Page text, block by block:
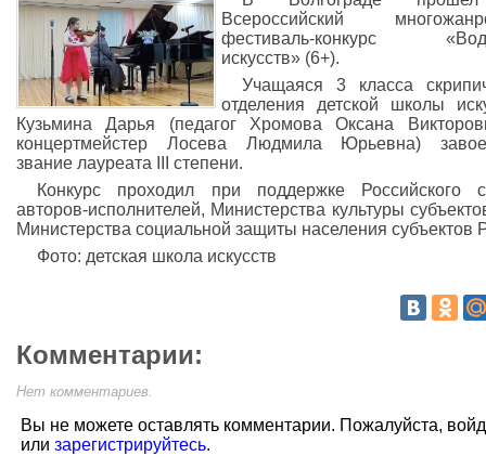
Всероссийский
фестиваль-конкурс
искусств» (6+).
Учащаяся 3 класса
отделения детской школы
Кузьмина Дарья (педагог Хромова Оксана
концертмейстер Лосева Людмила Юрьевна)
звание лауреата III степени.
Конкурс проходил при поддержке Российского
авторов-исполнителей, Министерства культуры
Министерства социальной защиты населения субъектов
Фото: детская школа искусств
Комментарии:
Нет комментариев.
Вы не можете оставлять комментарии. Пожалуйста,
или зарегистрируйтесь.